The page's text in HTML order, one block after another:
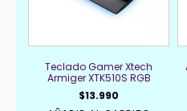
Teclado Gamer Xtech
Armiger XTK510S RGB
$13.990